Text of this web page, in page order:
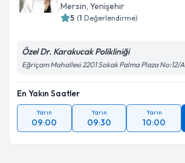
Mersin, Yenişehir
5 (1 Değerlendirme)
Özel Dr. Karakucak Polikliniği
Eğriçam Mahallesi 2201 Sokak Palma Plaza No:12/A
En Yakın Saatler
Yarın
09:00
Yarın
09:30
Yarın
10:00